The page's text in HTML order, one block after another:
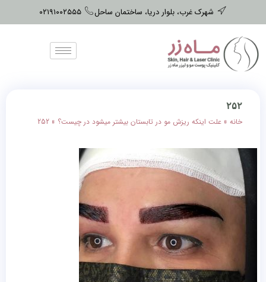
شهرک غرب، بلوار دریا، ساختمان ساحل ۰۲۱۹۱۰۰۲۵۵۵
۲۵۲
خانه » علت اینکه ریزش مو در تابستان بیشتر میشود در چیست؟ »
252